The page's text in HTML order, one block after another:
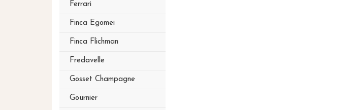
Ferrari
Finca Egomei
Finca Flichman
Fredavelle
Gosset Champagne
Gournier